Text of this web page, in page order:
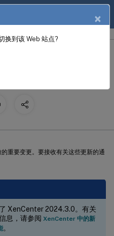
重要变更。要接收有关这些更新的通
XenCenter 2024.3.0。有关
息，请参阅 XenCenter 中的新
。
×
换到该 Web 站点?